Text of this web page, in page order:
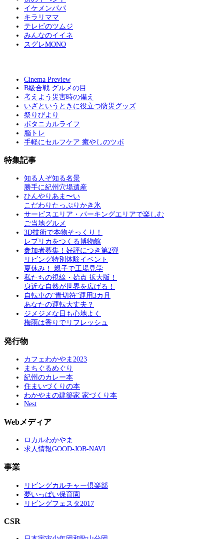
イケメンパパ
キラリママ
テレビのツムジ
みんなのイイネ
スグレMONO
Cinema Preview
B級合戦 グルメの目
考えよう災害時の備え
いざというときに役立つ防災グッズ
祭りびより
ボタニカルライフ
脳トレ
手軽にセルフケア 癒やしのツボ
特集記事
知る人ぞ知る名景
勝手に紀州穴場遺産
ひんやりあま〜い
こだわりたっぷりかき氷
サービスエリア・パーキングエリアで楽しむ
ご当地グルメ
3D技術で本物そっくり！
レプリカをつくる博物館
参加者募集！好評につき第2弾
リビング特別体験イベント
夏休み！ 親子で工場見学
私たちの視線・始点 拡大版！
身近な自然が世界を広げる！
自転車の“青切符”運用3カ月
あなたの運転大丈夫？
ジメジメな日も心地よく
梅雨は香りでリフレッシュ
発行物
カフェわかやま2023
まちぐるめぐり
紀州のカレー本
住まいづくりの本
わかやまの建築家 家づくり本
Nest
Webメディア
ロカルわかやま
求人情報GOOD-JOB-NAVI
事業
リビングカルチャー倶楽部
夢いっぱい保育園
リビングフェスタ2017
CSR